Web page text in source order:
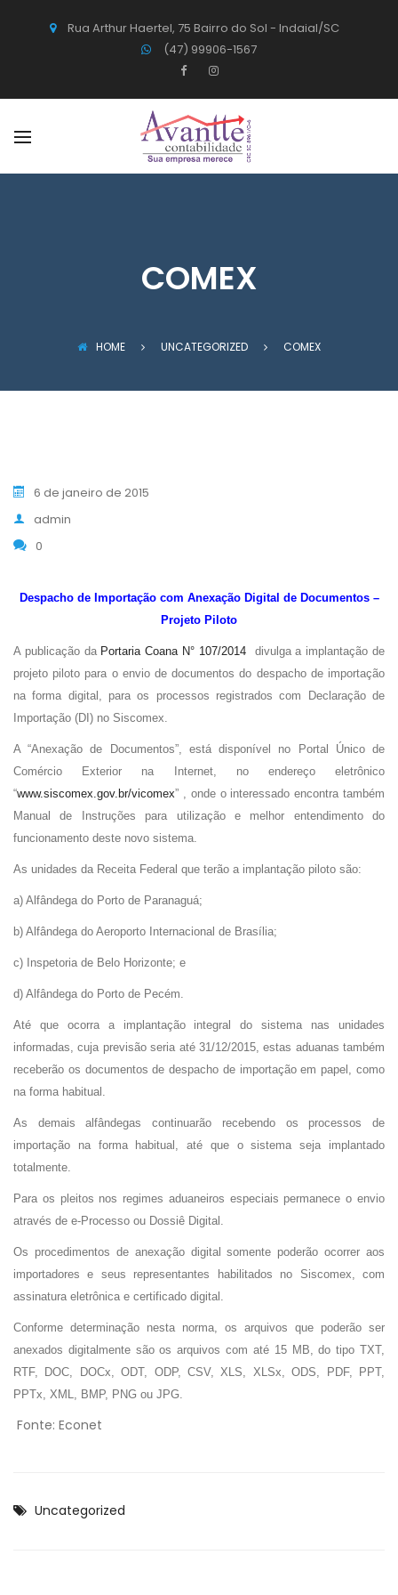
Rua Arthur Haertel, 75 Bairro do Sol - Indaial/SC
(47) 99906-1567
COMEX
HOME UNCATEGORIZED COMEX
6 de janeiro de 2015
admin
0
Despacho de Importação com Anexação Digital de Documentos –
Projeto Piloto
A publicação da Portaria Coana N° 107/2014divulga a implantação de
projeto piloto para o envio de documentos do despacho de importação
na forma digital, para os processos registrados com Declaração de
Importação (DI) no Siscomex.
A “Anexação de Documentos”, está disponível no Portal Único de
Comércio Exterior na Internet, no endereço eletrônico
“www.siscomex.gov.br/vicomex” , onde o interessado encontra também
Manual de Instruções para utilização e melhor entendimento do
funcionamento deste novo sistema.
As unidades da Receita Federal que terão a implantação piloto são:
a) Alfândega do Porto de Paranaguá;
b) Alfândega do Aeroporto Internacional de Brasília;
c) Inspetoria de Belo Horizonte; e
d) Alfândega do Porto de Pecém.
Até que ocorra a implantação integral do sistema nas unidades
informadas, cuja previsão seria até 31/12/2015, estas aduanas também
receberão os documentos de despacho de importação em papel, como
na forma habitual.
As demais alfândegas continuarão recebendo os processos de
importação na forma habitual, até que o sistema seja implantado
totalmente.
Para os pleitos nos regimes aduaneiros especiais permanece o envio
através de e-Processo ou Dossiê Digital.
Os procedimentos de anexação digital somente poderão ocorrer aos
importadores e seus representantes habilitados no Siscomex, com
assinatura eletrônica e certificado digital.
Conforme determinação nesta norma, os arquivos que poderão ser
anexados digitalmente são os arquivos com até 15 MB, do tipo TXT,
RTF, DOC, DOCx, ODT, ODP, CSV, XLS, XLSx, ODS, PDF, PPT,
PPTx, XML, BMP, PNG ou JPG.
Fonte: Econet
Uncategorized